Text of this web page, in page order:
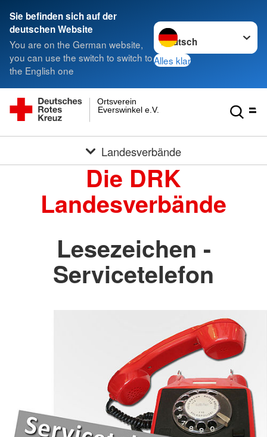
Sie befinden sich auf der
deutschen Website
You are on the German website,
you can use the switch to switch to
the English one
Sprache wechseln zu
Alles klar
Everswinkel e.V.
Ortsverein
Landesverbände
Die DRK
Landesverbände
Lesezeichen -
Servicetelefon